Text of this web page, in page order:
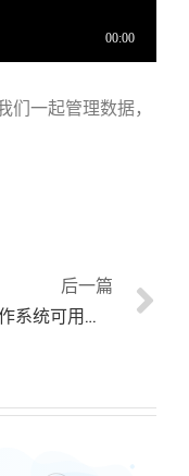
一起管理数据，
后一篇
国产操作系统可用的云盘